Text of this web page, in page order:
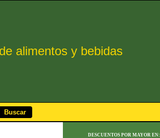
alimentos y bebidas
DESCUENTOS POR MAYOR EN: